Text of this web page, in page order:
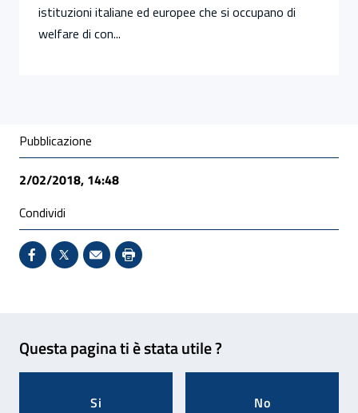
istituzioni italiane ed europee che si occupano di
welfare di con...
Condivisione social
Pubblicazione
2/02/2018, 14:48
Condividi
Condividi su Facebook - Sito esterno - Apertura in
X - Sito esterno - Apertura in nuova finestra
Invio Mail: apre il programma di posta
Stampa pagina: scelta meno
Questa pagina ti è stata utile ?
Si No